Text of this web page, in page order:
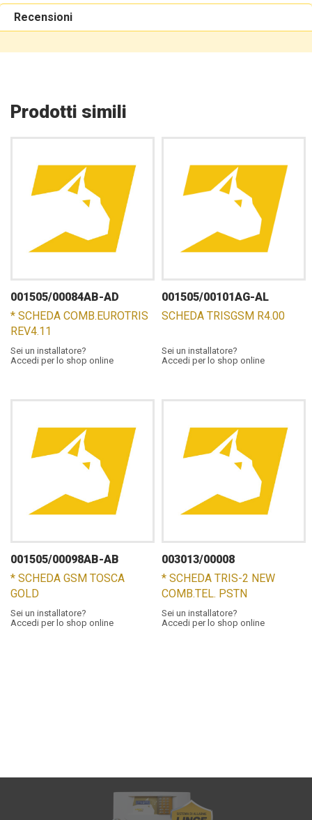
Recensioni
Prodotti simili
001505/00084AB-AD
* SCHEDA COMB.EUROTRIS
REV4.11
Sei un installatore?
Accedi per lo shop online
001505/00101AG-AL
SCHEDA TRISGSM R4.00
Sei un installatore?
Accedi per lo shop online
001505/00098AB-AB
* SCHEDA GSM TOSCA
GOLD
Sei un installatore?
Accedi per lo shop online
003013/00008
* SCHEDA TRIS-2 NEW
COMB.TEL. PSTN
Sei un installatore?
Accedi per lo shop online